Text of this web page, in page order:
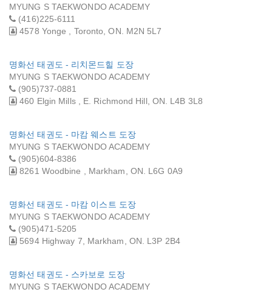
MYUNG S TAEKWONDO ACADEMY
(416)225-6111
4578 Yonge , Toronto, ON. M2N 5L7
명화선 태권도 - 리치몬드힐 도장
MYUNG S TAEKWONDO ACADEMY
(905)737-0881
460 Elgin Mills , E. Richmond Hill, ON. L4B 3L8
명화선 태권도 - 마캄 웨스트 도장
MYUNG S TAEKWONDO ACADEMY
(905)604-8386
8261 Woodbine , Markham, ON. L6G 0A9
명화선 태권도 - 마캄 이스트 도장
MYUNG S TAEKWONDO ACADEMY
(905)471-5205
5694 Highway 7, Markham, ON. L3P 2B4
명화선 태권도 - 스카보로 도장
MYUNG S TAEKWONDO ACADEMY